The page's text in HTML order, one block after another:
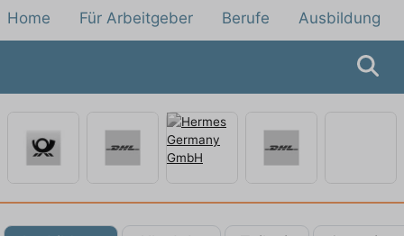
Home Für Arbeitgeber Berufe Ausbildung